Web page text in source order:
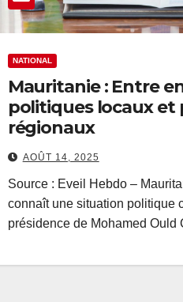
NATIONAL
Mauritanie : Entre
politiques locaux et
régionaux
AOÛT 14, 2025
Source : Eveil Hebdo –
connaît une situation politique
présidence de Mohamed